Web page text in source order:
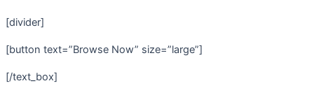
[divider]
[button text=”Browse Now” size=”large”]
[/text_box]